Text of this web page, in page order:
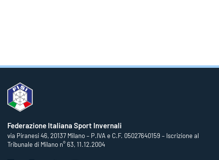
Federazione Italiana Sport Invernali
via Piranesi 46, 20137 Milano – P.IVA e C.F. 05027640159 – Iscrizione al
Tribunale di Milano n° 63, 11.12.2004